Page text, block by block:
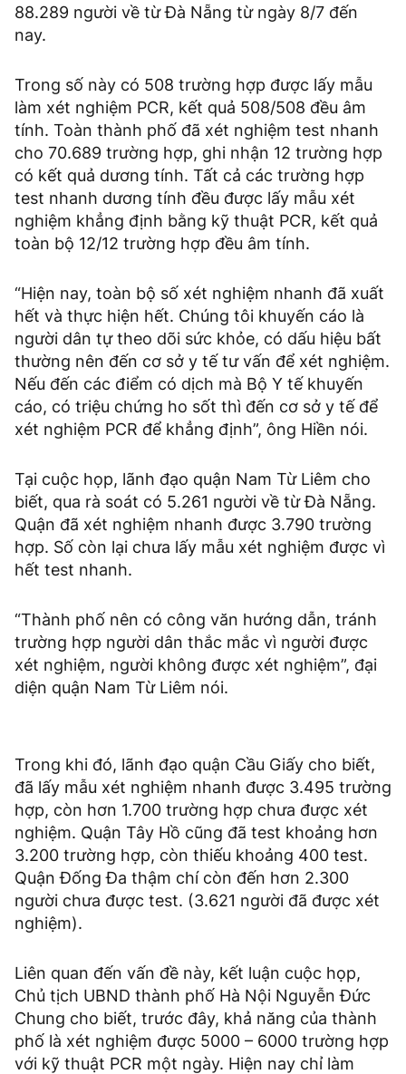
88.289 người về từ Đà Nẵng từ ngày 8/7 đến
nay.
Trong số này có 508 trường hợp được lấy mẫu
làm xét nghiệm PCR, kết quả 508/508 đều âm
tính. Toàn thành phố đã xét nghiệm test nhanh
cho 70.689 trường hợp, ghi nhận 12 trường hợp
có kết quả dương tính. Tất cả các trường hợp
test nhanh dương tính đều được lấy mẫu xét
nghiệm khẳng định bằng kỹ thuật PCR, kết quả
toàn bộ 12/12 trường hợp đều âm tính.
“Hiện nay, toàn bộ số xét nghiệm nhanh đã xuất
hết và thực hiện hết. Chúng tôi khuyến cáo là
người dân tự theo dõi sức khỏe, có dấu hiệu bất
thường nên đến cơ sở y tế tư vấn để xét nghiệm.
Nếu đến các điểm có dịch mà Bộ Y tế khuyến
cáo, có triệu chứng ho sốt thì đến cơ sở y tế để
xét nghiệm PCR để khẳng định”, ông Hiền nói.
Tại cuộc họp, lãnh đạo quận Nam Từ Liêm cho
biết, qua rà soát có 5.261 người về từ Đà Nẵng.
Quận đã xét nghiệm nhanh được 3.790 trường
hợp. Số còn lại chưa lấy mẫu xét nghiệm được vì
hết test nhanh.
“Thành phố nên có công văn hướng dẫn, tránh
trường hợp người dân thắc mắc vì người được
xét nghiệm, người không được xét nghiệm”, đại
diện quận Nam Từ Liêm nói.
Trong khi đó, lãnh đạo quận Cầu Giấy cho biết,
đã lấy mẫu xét nghiệm nhanh được 3.495 trường
hợp, còn hơn 1.700 trường hợp chưa được xét
nghiệm. Quận Tây Hồ cũng đã test khoảng hơn
3.200 trường hợp, còn thiếu khoảng 400 test.
Quận Đống Đa thậm chí còn đến hơn 2.300
người chưa được test. (3.621 người đã được xét
nghiệm).
Liên quan đến vấn đề này, kết luận cuộc họp,
Chủ tịch UBND thành phố Hà Nội Nguyễn Đức
Chung cho biết, trước đây, khả năng của thành
phố là xét nghiệm được 5000 – 6000 trường hợp
với kỹ thuật PCR một ngày. Hiện nay chỉ làm